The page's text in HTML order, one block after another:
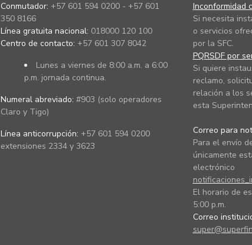
Conmutador: +57 601 594 0200 - +57 601
350 8166
Línea gratuita nacional: 018000 120 100
Centro de contacto: +57 601 307 8042
Lunes a viernes de 8:00 a.m. a 6:00
p.m. jornada continua.
Numeral abreviado: #903 (solo operadores
Claro y Tigo)
Línea anticorrupción: +57 601 594 0200
extensiones 2334 y 3623
Inconformidad
Si necesita
o servicios
por la SFC.
PQRSDF por
Si quiere
reclamo,
relación a los
esta
Correo para
Para el envío
únicamente
electrónico
El horario de
5:00 p.m.
Correo